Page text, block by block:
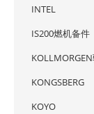
INTEL
IS200燃机备件
KONGSBERG
KOYO